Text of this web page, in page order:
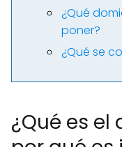
¿Qué
poner?
¿Qué se
¿Qué es